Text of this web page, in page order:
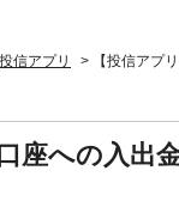
投信アプリ > 【投信アプ
座への入